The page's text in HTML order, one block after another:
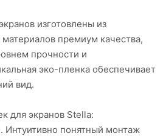
изготовлены из
премиум качества,
прочности и
эко-пленка обеспечивает
вид.
для экранов Stella:
Интуитивно понятный монтаж